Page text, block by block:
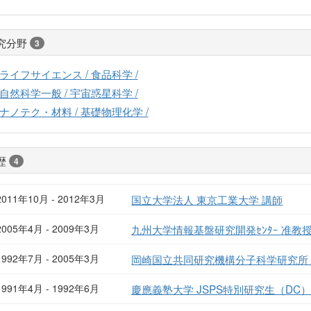
分野 3
イフサイエンス / 食品科学 /
然科学一般 / 宇宙惑星科学 /
ノテク・材料 / 基礎物理化学 /
4
年10月 - 2012年3月 国立大学法人 東京工業大学 講師
年4月 - 2009年3月 九州大学情報基盤研究開発ｾﾝﾀｰ 准教
年7月 - 2005年3月 岡崎国立共同研究機構分子科学研究
年4月 - 1992年6月 慶應義塾大学 JSPS特別研究生（DC）